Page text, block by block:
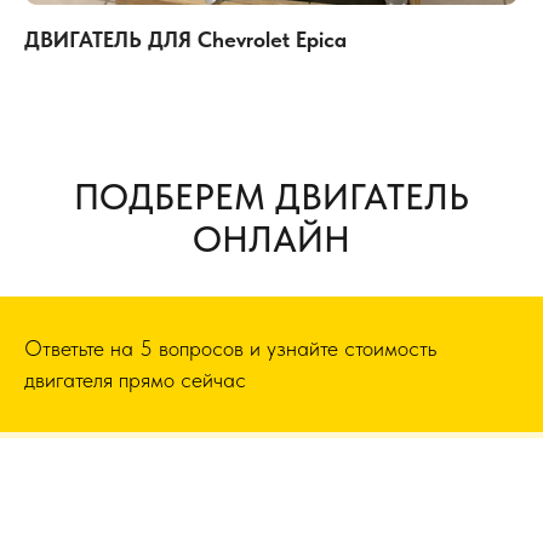
ДВИГАТЕЛЬ ДЛЯ Chevrolet Epica
ПОДБЕРЕМ ДВИГАТЕЛЬ
ОНЛАЙН
Ответьте на 5 вопросов и узнайте стоимость
двигателя прямо сейчас